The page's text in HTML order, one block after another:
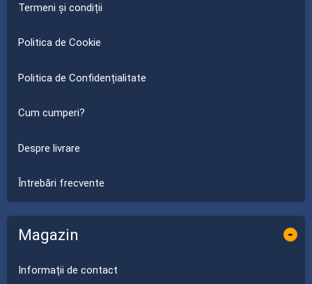
Termeni și condiții
Politica de Cookie
Politica de Confidențialitate
Cum cumperi?
Despre livrare
Întrebări frecvente
Magazin -
Informații de contact